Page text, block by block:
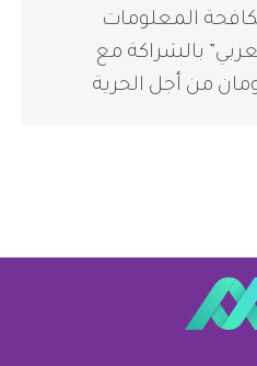
المعلومات
بالشراكة مع
من أجل الحرية